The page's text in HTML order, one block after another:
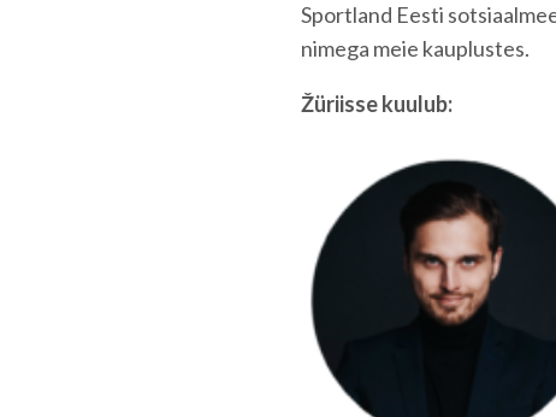
Sportland Eesti
nimega meie kauplustes.
Žüriisse kuulub: